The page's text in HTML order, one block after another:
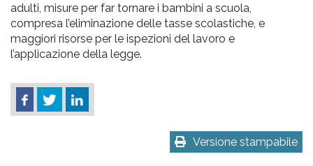
adulti, misure per far tornare i bambini a scuola,
compresa l’eliminazione delle tasse scolastiche, e
maggiori risorse per le ispezioni del lavoro e
l’applicazione della legge.
Versione stampabile